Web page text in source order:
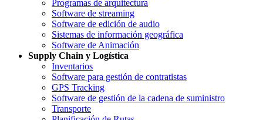
Programas de arquitectura
Software de streaming
Software de edición de audio
Sistemas de información geográfica
Software de Animación
Supply Chain y Logística
Inventarios
Software para gestión de contratistas
GPS Tracking
Software de gestión de la cadena de suministro
Transporte